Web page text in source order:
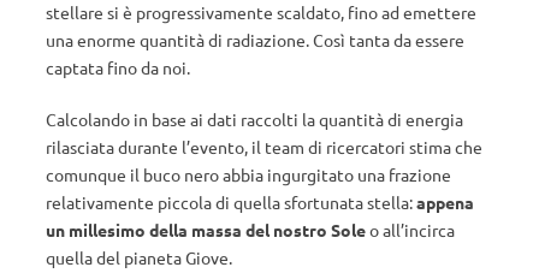
stellare si è progressivamente scaldato, fino ad emettere
una enorme quantità di radiazione. Così tanta da essere
captata fino da noi.
Calcolando in base ai dati raccolti la quantità di energia
rilasciata durante l’evento, il team di ricercatori stima che
comunque il buco nero abbia ingurgitato una frazione
relativamente piccola di quella sfortunata stella:appena
un millesimo della massa del nostro Soleo all’incirca
quella del pianeta Giove.